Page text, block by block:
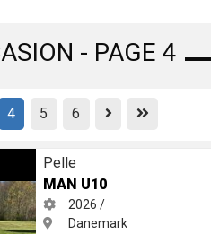
- PAGE 4
4 5 6 PreviousFirst
Pelle
MAN U10
2026 /
Danemark